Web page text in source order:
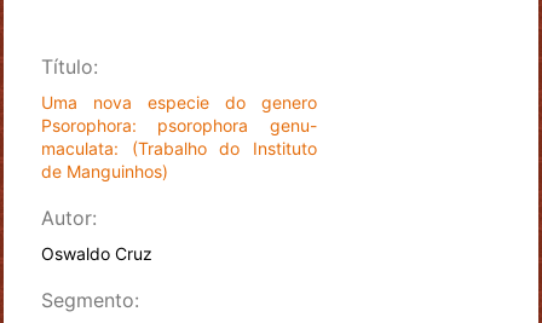
Título:
Uma nova especie do genero
Psorophora: psorophora genu-
maculata: (Trabalho do Instituto
de Manguinhos)
Autor:
Oswaldo Cruz
Segmento: